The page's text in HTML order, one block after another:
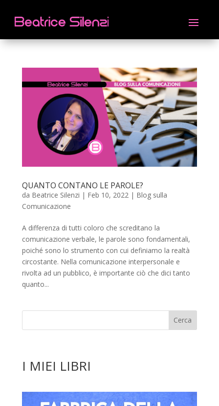
QUANTO CONTANO LE PAROLE?
da Beatrice Silenzi | Feb 10, 2022 | Blog sulla
Comunicazione
A differenza di tutti coloro che screditano la
comunicazione verbale, le parole sono fondamentali,
poiché sono lo strumento con cui definiamo la realtà
circostante. Nella comunicazione interpersonale e
rivolta ad un pubblico, è importante ciò che dici tanto
quanto...
I MIEI LIBRI